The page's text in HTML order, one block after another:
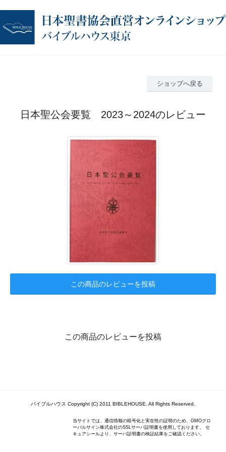
ショップへ戻る
日本聖公会要覧 2023～2024のレビュー
この商品のレビューを投稿
この商品のレビューを投稿
バイブルハウス Copyright (C) 2011 BIBLEHOUSE. All Rights Reserved.
当サイトでは、通信情報の暗号化と実在性の証明のため、GMOグロ
ーバルサイン株式会社のSSLサーバ証明書を使用しております。 セ
キュアシールより、サーバ証明書の検証結果をご確認ください。